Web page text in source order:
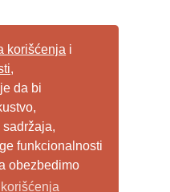
korišćenja i
,
da bi
funkcionalnosti
obezbedimo